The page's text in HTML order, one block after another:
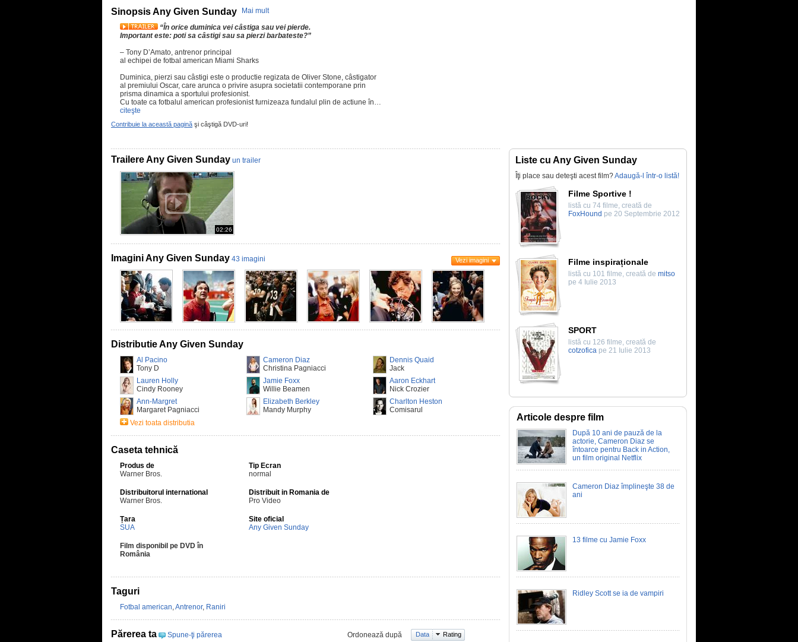
Sinopsis Any Given Sunday
Mai mult
“În orice duminica vei câstiga sau vei pierde.
Important este: poti sa câstigi sau sa pierzi barbateste?”
– Tony D’Amato, antrenor principal
al echipei de fotbal american Miami Sharks
Duminica, pierzi sau câstigi este o productie regizata de Oliver Stone, câstigator
al premiului Oscar, care arunca o privire asupra societatii contemporane prin
prisma dinamica a sportului profesionist.
Cu toate ca fotbalul american profesionist furnizeaza fundalul plin de actiune în…
citeşte
Contribuie la această pagină şi câştigă DVD-uri!
Trailere Any Given Sunday un trailer
02:26
Imagini Any Given Sunday 43 imagini Vezi imagini
Distributie Any Given Sunday
Al Pacino
Tony D
Cameron Diaz
Christina Pagniacci
Dennis Quaid
Jack
Lauren Holly
Cindy Rooney
Jamie Foxx
Willie Beamen
Aaron Eckhart
Nick Crozier
Ann-Margret
Margaret Pagniacci
Elizabeth Berkley
Mandy Murphy
Charlton Heston
Comisarul
Vezi toata distributia
Caseta tehnică
Produs de
Warner Bros.
Tip Ecran
normal
Distribuitorul international
Warner Bros.
Distribuit in Romania de
Pro Video
Țara
SUA
Site oficial
Any Given Sunday
Film disponibil pe DVD în
România
Taguri
Fotbal american,Antrenor, Raniri
Părerea ta Spune-ţi părerea Ordonează după Data Rating
Liste cu Any Given Sunday
Îţi place sau deteşti acest film?Adaugă-l într-o listă!
Filme Sportive !
listă cu 74 filme, creată de
FoxHound pe 20 Septembrie 2012
Filme inspiraționale
listă cu 101 filme, creată de mitso
pe 4 Iulie 2013
SPORT
listă cu 126 filme, creată de
cotzofica pe 21 Iulie 2013
Articole despre film
După 10 ani de pauză de la
actorie, Cameron Diaz se
întoarce pentru Back in Action,
un film original Netflix
Cameron Diaz împlineşte 38 de
ani
13 filme cu Jamie Foxx
Ridley Scott se ia de vampiri